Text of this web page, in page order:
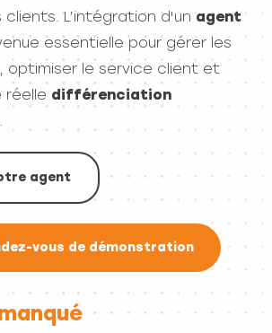
L’intégration d'unagent
essentielle pour gérer les
optimiser le service client et
réelle différenciation
.
agent
vous de démonstration